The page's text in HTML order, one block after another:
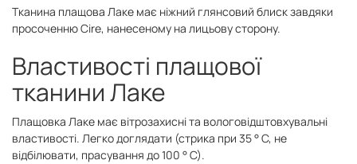
Тканина плащова Лаке має ніжний глянсовий блиск завдяки
просоченню Cire, нанесеному на лицьову сторону.
Властивості плащової
тканини Лаке
Плащовка Лаке має вітрозахисні та вологовідштовхувальні
властивості. Легко доглядати (стрика при 35 ° С, не
відбілювати, прасування до 100 ° С).